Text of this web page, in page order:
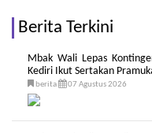
Berita Terkini
Mbak Wali Lepas
Kediri Ikut Sertakan
berita 07 Agustus 2026